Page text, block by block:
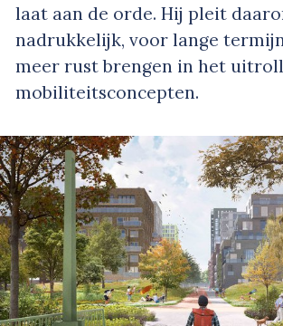
laat aan de orde. Hij pleit
nadrukkelijk, voor lange
meer rust brengen in het
mobiliteitsconcepten.